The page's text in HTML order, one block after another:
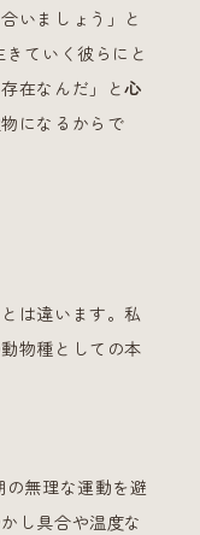
いましょう」と
ていく彼らにと
在なんだ」と心
になるからで
は違います。私
物種としての本
の無理な運動を避
し具合や温度な